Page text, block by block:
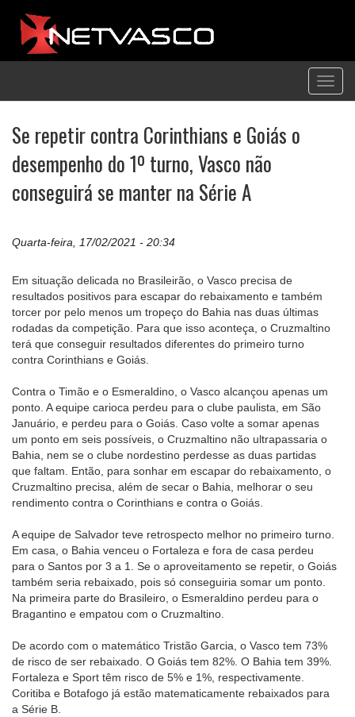
Se repetir contra Corinthians e Goiás o
desempenho do 1º turno, Vasco não
conseguirá se manter na Série A
Quarta-feira, 17/02/2021 - 20:34
Em situação delicada no Brasileirão, o Vasco precisa de
resultados positivos para escapar do rebaixamento e também
torcer por pelo menos um tropeço do Bahia nas duas últimas
rodadas da competição. Para que isso aconteça, o Cruzmaltino
terá que conseguir resultados diferentes do primeiro turno
contra Corinthians e Goiás.
Contra o Timão e o Esmeraldino, o Vasco alcançou apenas um
ponto. A equipe carioca perdeu para o clube paulista, em São
Januário, e perdeu para o Goiás. Caso volte a somar apenas
um ponto em seis possíveis, o Cruzmaltino não ultrapassaria o
Bahia, nem se o clube nordestino perdesse as duas partidas
que faltam. Então, para sonhar em escapar do rebaixamento, o
Cruzmaltino precisa, além de secar o Bahia, melhorar o seu
rendimento contra o Corinthians e contra o Goiás.
A equipe de Salvador teve retrospecto melhor no primeiro turno.
Em casa, o Bahia venceu o Fortaleza e fora de casa perdeu
para o Santos por 3 a 1. Se o aproveitamento se repetir, o Goiás
também seria rebaixado, pois só conseguiria somar um ponto.
Na primeira parte do Brasileiro, o Esmeraldino perdeu para o
Bragantino e empatou com o Cruzmaltino.
De acordo com o matemático Tristão Garcia, o Vasco tem 73%
de risco de ser rebaixado. O Goiás tem 82%. O Bahia tem 39%.
Fortaleza e Sport têm risco de 5% e 1%, respectivamente.
Coritiba e Botafogo já estão matematicamente rebaixados para
a Série B.